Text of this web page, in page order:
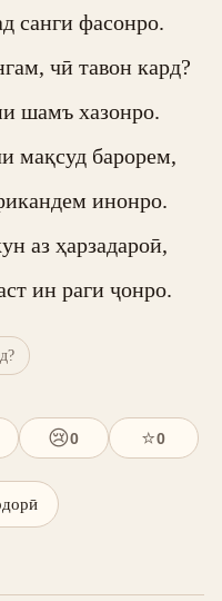
санги фасонро.
чӣ тавон кард?
шамъ хазонро.
мақсуд барорем,
инонро.
аз ҳарзадароӣ,
ин раги ҷонро.
😢0 ⭐0